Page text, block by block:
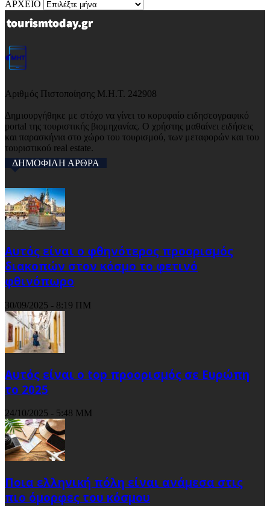
ΑΡΧΕΙΟ
Αριθμός Πιστοποίησης Μ.Η.Τ. 242908
Δημιουργήθηκε με στόχο να γίνει το κορυφαίο ειδησεογραφικό
portal της τουριστικής βιομηχανίας. Ο χρήστης μαθαίνει ειδήσεις
και παρασκήνια στο χώρο του τουρισμού, των μεταφορών και του
τουριστικού real estate.
ΔΗΜΟΦΙΛΗ ΑΡΘΡΑ
Αυτός είναι ο φθηνότερος προορισμός
διακοπών στον κόσμο το φετινό
φθινόπωρο
30/09/2025 - 8:19 ΠΜ
Αυτός είναι ο top προορισμός σε Ευρώπη
το 2025
24/10/2025 - 5:48 ΜΜ
Ποια ελληνική πόλη είναι ανάμεσα στις
πιο όμορφες του κόσμου